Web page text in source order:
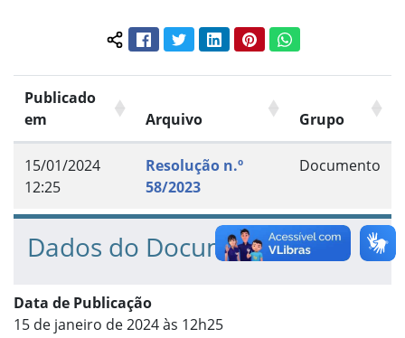
Compartilhar conteúdo:
FacebookTwitterLinkedInPinterestWhatsApp
Publicado
em
Arquivo Grupo
15/01/2024
12:25
Resolução n.º
58/2023
Documento
Dados do Documento
Data de Publicação
15 de janeiro de 2024 às 12h25